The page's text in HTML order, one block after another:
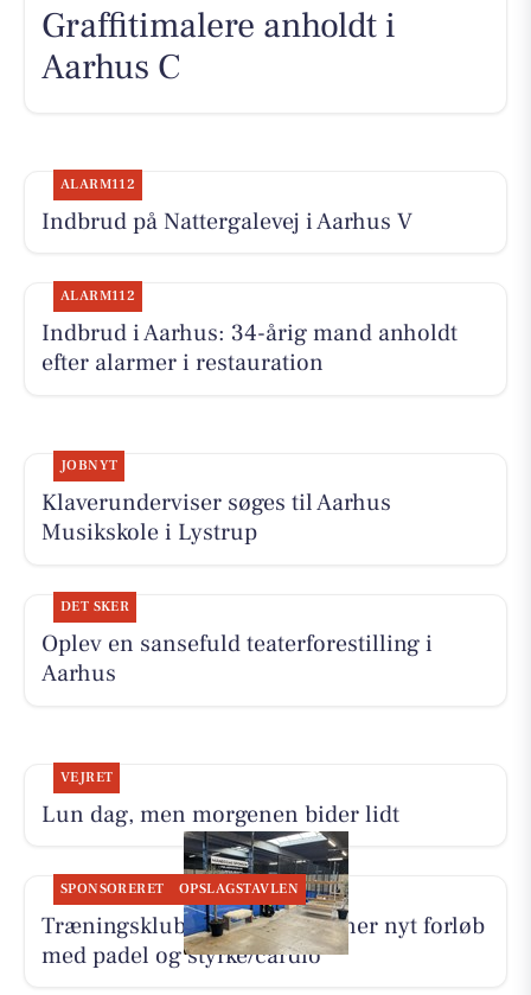
Graffitimalere anholdt i
Aarhus C
ALARM112
Indbrud på Nattergalevej i Aarhus V
ALARM112
Indbrud i Aarhus: 34-årig mand anholdt
efter alarmer i restauration
JOBNYT
Klaverunderviser søges til Aarhus
Musikskole i Lystrup
DET SKER
Oplev en sansefuld teaterforestilling i
Aarhus
VEJRET
Lun dag, men morgenen bider lidt
SPONSORERET OPSLAGSTAVLEN
Træningsklubben By Lind åbner nyt forløb
med padel og styrke/cardio